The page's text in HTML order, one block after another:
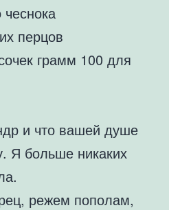
перцов
грамм 100 для
и что вашей душе
Я больше никаких
режем пополам,